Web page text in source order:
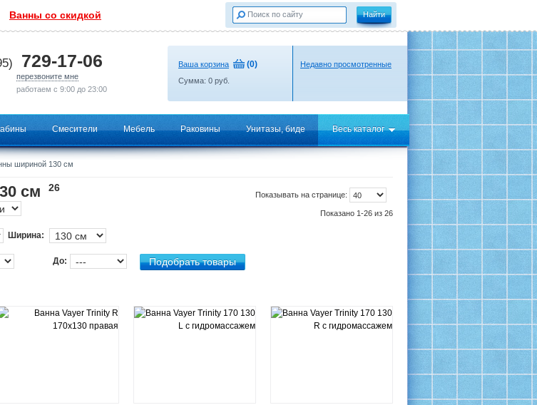
Ванны со скидкой
729-17-06
перезвоните мне
работаем с 9:00 до 23:00
Ваша корзина (0)
Сумма: 0 руб.
Недавно просмотренные
Смесители Мебель Раковины Унитазы, биде Весь каталог
шириной 130 см
Показывать на странице:
Показано 1-26 из 26
см
26
Ширина:
До: